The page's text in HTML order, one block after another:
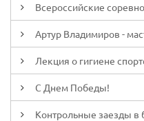
Всероссийские
Артур Владимиров -
Лекция о гигиене
С Днем Победы!
Контрольные заезды в